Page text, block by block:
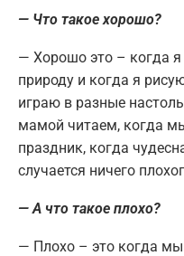
— Что такое хорошо?
— Хорошо это – когда
природу и когда я
играю в разные
мамой читаем, когда
праздник, когда
случается ничего
— А что такое плохо?
— Плохо – это когда мы